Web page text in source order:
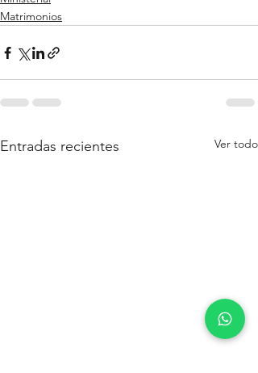
Matrimonios
Entradas recientes Ver todo